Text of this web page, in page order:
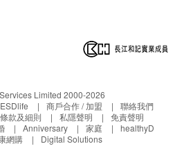
Limited 2000-2026
商戶合作 / 加盟
聯絡我們
條款及細則 私隱聲明
免責聲明
Anniversary 家庭
healthyD
網購
Digital Solutions